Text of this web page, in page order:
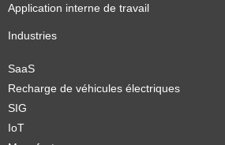
Application interne de travail
Industries
SaaS
Recharge de véhicules électriques
SIG
IoT